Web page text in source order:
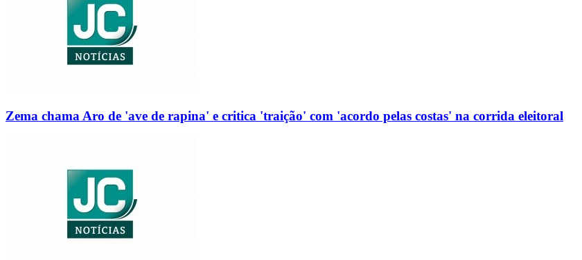
Zema chama Aro de 'ave de rapina' e critica 'traição' com 'acordo pelas costas' na corrida eleitoral